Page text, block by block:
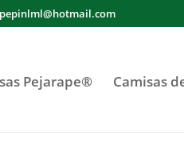
pepinlml@hotmail.com
Pejarape® Camisas